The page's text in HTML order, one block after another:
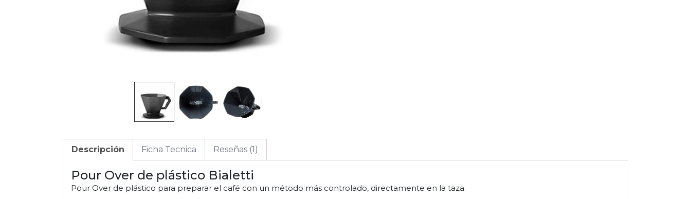
Descripción Ficha Tecnica Reseñas (1)
Pour Over de plástico Bialetti
Pour Over de plástico para preparar el café con un método más controlado, directamente en la taza.